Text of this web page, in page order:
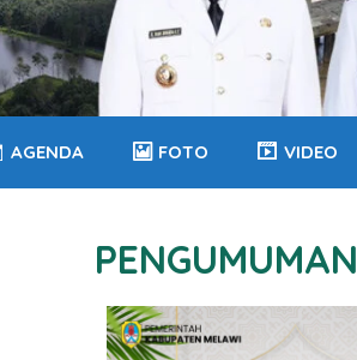
AGENDA FOTO VIDEO
PENGUMUMAN